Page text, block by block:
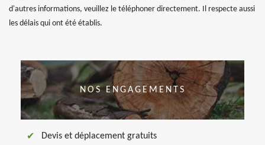
d'autres informations, veuillez le téléphoner directement. Il respecte aussi
les délais qui ont été établis.
NOS ENGAGEMENTS
Devis et déplacement gratuits